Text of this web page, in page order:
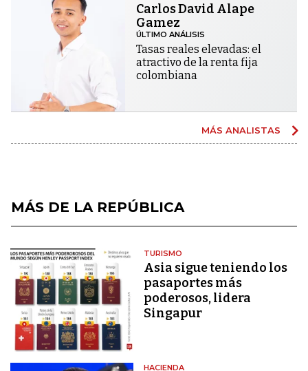
Carlos David Alape
Gamez
ÚLTIMO ANÁLISIS
Tasas reales elevadas: el
atractivo de la renta fija
colombiana
MÁS ANALISTAS
MÁS DE LA REPÚBLICA
TURISMO
Asia sigue teniendo los
pasaportes más
poderosos, lidera
Singapur
HACIENDA